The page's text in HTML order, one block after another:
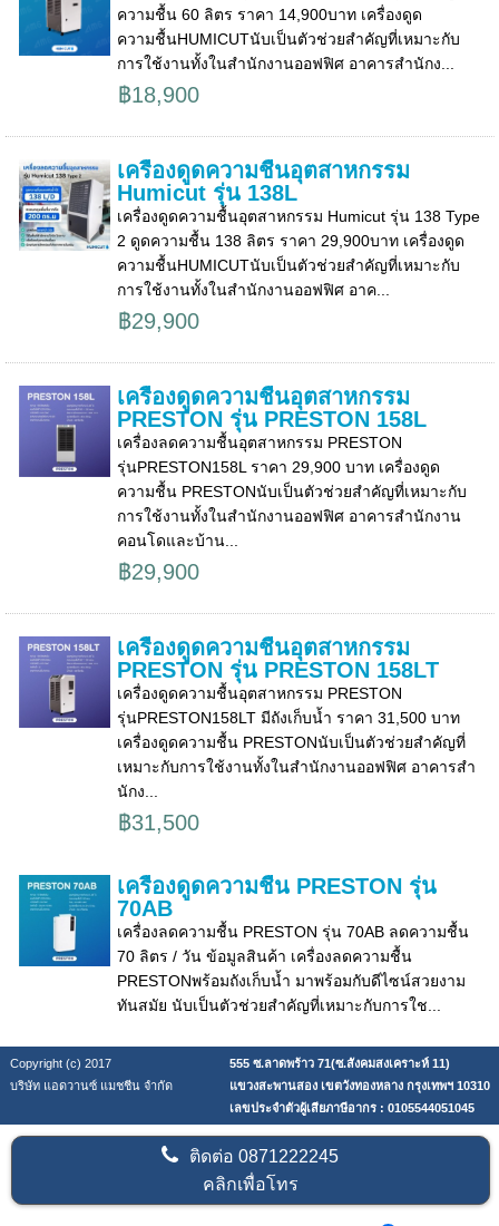
ความชื้น 60 ลิตร ราคา 14,900บาท เครื่องดูด
ความชื้นHUMICUTนับเป็นตัวช่วยสำคัญที่เหมาะกับ
การใช้งานทั้งในสำนักงานออฟฟิศ อาคารสำนักง...
฿18,900
เครื่องดูดความชื้นอุตสาหกรรม
Humicut รุ่น 138L
เครื่องดูดความชื้นอุตสาหกรรม Humicut รุ่น 138 Type
2 ดูดความชื้น 138 ลิตร ราคา 29,900บาท เครื่องดูด
ความชื้นHUMICUTนับเป็นตัวช่วยสำคัญที่เหมาะกับ
การใช้งานทั้งในสำนักงานออฟฟิศ อาค...
฿29,900
เครื่องดูดความชื้นอุตสาหกรรม
PRESTON รุ่น PRESTON 158L
เครื่องลดความชื้นอุตสาหกรรม PRESTON
รุ่นPRESTON158L ราคา 29,900 บาท เครื่องดูด
ความชื้น PRESTONนับเป็นตัวช่วยสำคัญที่เหมาะกับ
การใช้งานทั้งในสำนักงานออฟฟิศ อาคารสำนักงาน
คอนโดและบ้าน...
฿29,900
เครื่องดูดความชื้นอุตสาหกรรม
PRESTON รุ่น PRESTON 158LT
เครื่องดูดความชื้นอุตสาหกรรม PRESTON
รุ่นPRESTON158LT มีถังเก็บน้ำ ราคา 31,500 บาท
เครื่องดูดความชื้น PRESTONนับเป็นตัวช่วยสำคัญที่
เหมาะกับการใช้งานทั้งในสำนักงานออฟฟิศ อาคารสำ
นักง...
฿31,500
เครื่องดูดความชื้น PRESTON รุ่น
70AB
เครื่องลดความชื้น PRESTON รุ่น 70AB ลดความชื้น
70 ลิตร / วัน ข้อมูลสินค้า เครื่องลดความชื้น
PRESTONพร้อมถังเก็บน้ำ มาพร้อมกับดีไซน์สวยงาม
ทันสมัย นับเป็นตัวช่วยสำคัญที่เหมาะกับการใช...
Copyright (c) 2017
555 ซ.ลาดพร้าว 71(ซ.สังคมสงเคราะห์ 11)
บริษัท แอดวานซ์ แมชชีน จำกัด
แขวงสะพานสอง เขตวังทองหลาง กรุงเทพฯ 10310
เลขประจำตัวผู้เสียภาษีอากร : 0105544051045
ติดต่อ0871222245
คลิกเพื่อโทร